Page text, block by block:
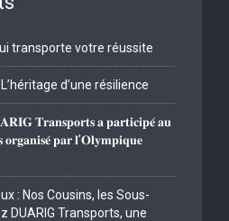
transporte votre réussite
d’une résilience
𝐓𝐫𝐚𝐧𝐬𝐩𝐨𝐫𝐭𝐬 𝐚 𝐩𝐚𝐫𝐭𝐢𝐜𝐢𝐩𝐞́ 𝐚𝐮
𝐨𝐫𝐠𝐚𝐧𝐢𝐬𝐞́ 𝐩𝐚𝐫 𝐥’𝐎𝐥𝐲𝐦𝐩𝐢𝐪𝐮𝐞
: Nos Cousins, les Sous-
DUARIG Transports, une